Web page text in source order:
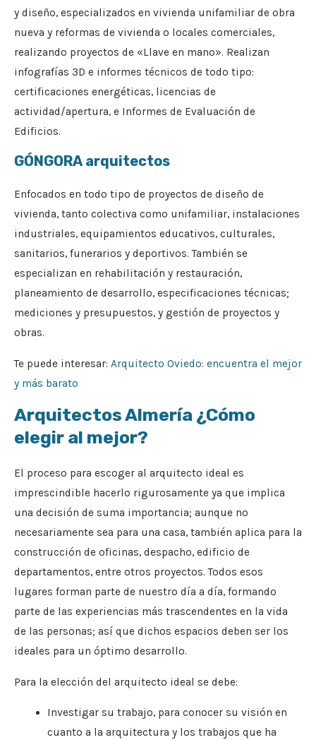
y diseño, especializados en vivienda unifamiliar de obra
nueva y reformas de vivienda o locales comerciales,
realizando proyectos de «Llave en mano». Realizan
infografías 3D e informes técnicos de todo tipo:
certificaciones energéticas, licencias de
actividad/apertura, e Informes de Evaluación de
Edificios.
GÓNGORA arquitectos
Enfocados en todo tipo de proyectos de diseño de
vivienda, tanto colectiva como unifamiliar, instalaciones
industriales, equipamientos educativos, culturales,
sanitarios, funerarios y deportivos. También se
especializan en rehabilitación y restauración,
planeamiento de desarrollo, especificaciones técnicas;
mediciones y presupuestos, y gestión de proyectos y
obras.
Te puede interesar: Arquitecto Oviedo: encuentra el mejor
y más barato
Arquitectos Almería ¿Cómo
elegir al mejor?
El proceso para escoger al arquitecto ideal es
imprescindible hacerlo rigurosamente ya que implica
una decisión de suma importancia; aunque no
necesariamente sea para una casa, también aplica para la
construcción de oficinas, despacho, edificio de
departamentos, entre otros proyectos. Todos esos
lugares forman parte de nuestro día a día, formando
parte de las experiencias más trascendentes en la vida
de las personas; así que dichos espacios deben ser los
ideales para un óptimo desarrollo.
Para la elección del arquitecto ideal se debe:
Investigar su trabajo, para conocer su visión en
cuanto a la arquitectura y los trabajos que ha